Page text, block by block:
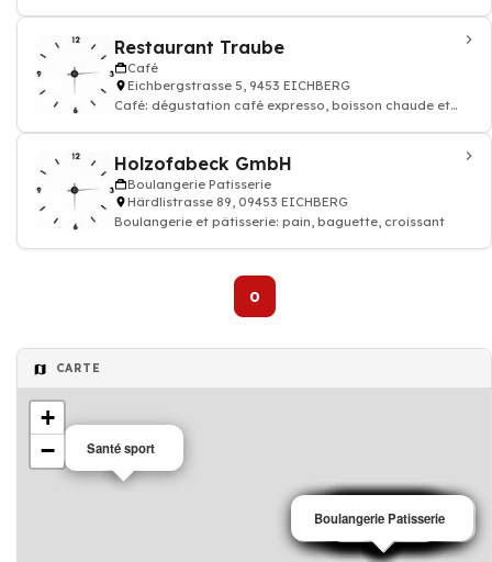
Restaurant Traube
Café
Eichbergstrasse 5, 9453 EICHBERG
Café: dégustation café expresso, boisson chaude et
Holzofabeck GmbH
Boulangerie Patisserie
Härdlistrasse 89, 09453 EICHBERG
Boulangerie et pâtisserie: pain, baguette, croissant
0
CARTE
Electricien
Restaurant
Restaurant
Peinture
Architecte
Banque
Institut de beauté
Salons de thé café
Salons de thé café
Paysagiste
Entreprise de bâtiment
Paysagiste
Agence immobilière
Médecin
Salons de thé café
Hôtel
Médecin
Santé sport
Café
Boulangerie Patisserie
+
−